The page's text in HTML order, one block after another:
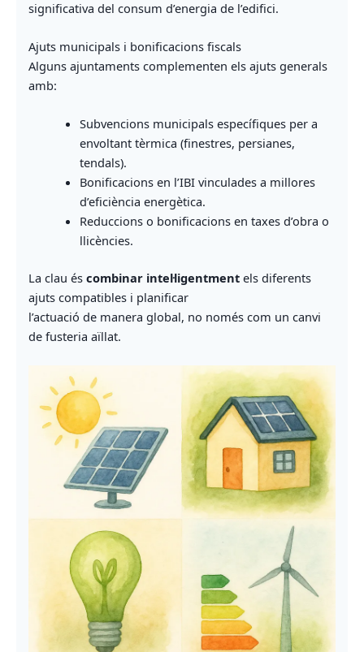
significativa del consum d’energia de l’edifici.
Ajuts municipals i bonificacions fiscals
Alguns ajuntaments complementen els ajuts generals
amb:
Subvencions municipals específiques per a
envoltant tèrmica (finestres, persianes,
tendals).
Bonificacions en l’IBI vinculades a millores
d’eficiència energètica.
Reduccions o bonificacions en taxes d’obra o
llicències.
La clau és combinar intel·ligentmentels diferents
ajuts compatibles i planificar
l’actuació de manera global, no només com un canvi
de fusteria aïllat.